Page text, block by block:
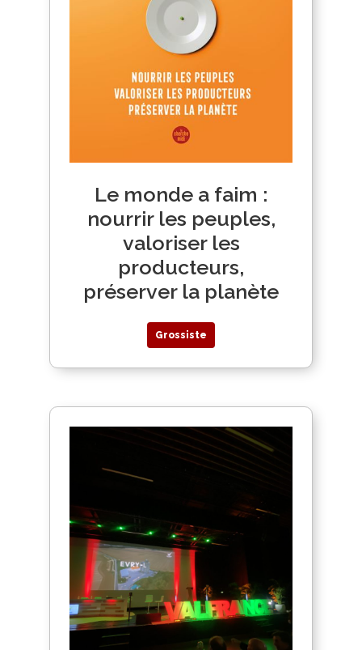
Le monde a faim :
nourrir les peuples,
valoriser les
producteurs,
préserver la planète
Grossiste